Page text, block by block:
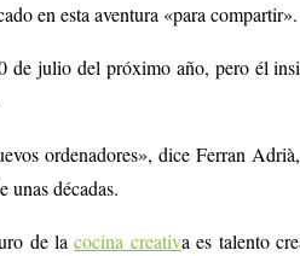
en esta aventura «para compartir».
julio del próximo año, pero él
ordenadores», dice Ferran
unas décadas.
de lacocina creativa es talento